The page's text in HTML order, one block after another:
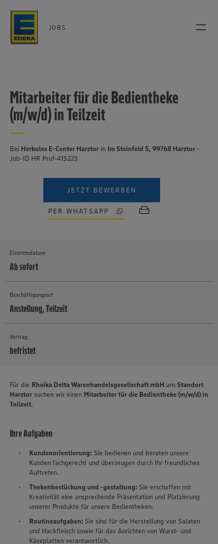
JOBS
Mitarbeiter für die Bedientheke
(m/w/d) in Teilzeit
Bei Herkules E-Center Harztor in Im Steinfeld 5, 99768 Harztor -
Job-ID HR Prof-415223
JETZT BEWERBEN
PER WHATSAPP
Eintrittsdatum
Ab sofort
Beschäftigungsart
Anstellung, Teilzeit
Vertrag
befristet
Für die Rheika Delta Warenhandelsgesellschaft mbH am Standort
Harztor suchen wir einen Mitarbeiter für die Bedientheke (m/w/d) in
Teilzeit.
Ihre Aufgaben
Kundenorientierung: Sie bedienen und beraten unsere
Kunden fachgerecht und überzeugen durch Ihr freundliches
Auftreten.
Thekenbestückung und -gestaltung: Sie erschaffen mit
Kreativität eine ansprechende Präsentation und Platzierung
unserer Produkte für unsere Bedientheken.
Routineaufgaben: Sie sind für die Herstellung von Salaten
und Hackfleisch sowie für das Anrichten von Wurst- und
Käseplatten verantwortlich.